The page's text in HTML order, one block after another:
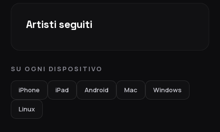
Artisti seguiti
SU OGNI DISPOSITIVO
iPhone iPad Android Mac Windows
Linux